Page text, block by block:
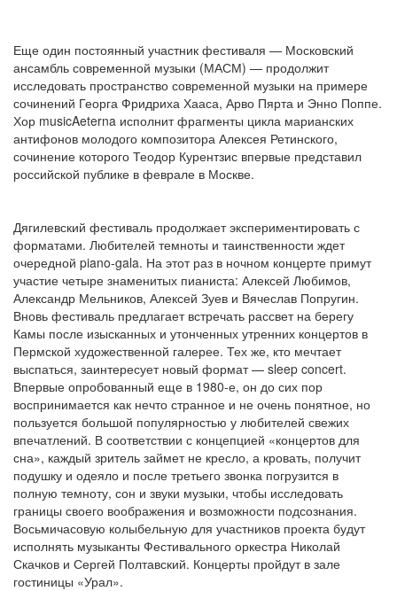
Еще один постоянный участник фестиваля — Московский
ансамбль современной музыки (МАСМ) — продолжит
исследовать пространство современной музыки на примере
сочинений Георга Фридриха Хааса, Арво Пярта и Энно Поппе.
Хор musicAeterna исполнит фрагменты цикла марианских
антифонов молодого композитора Алексея Ретинского,
сочинение которого Теодор Курентзис впервые представил
российской публике в феврале в Москве.
Дягилевский фестиваль продолжает экспериментировать с
форматами. Любителей темноты и таинственности ждет
очередной piano-gala. На этот раз в ночном концерте примут
участие четыре знаменитых пианиста: Алексей Любимов,
Александр Мельников, Алексей Зуев и Вячеслав Попругин.
Вновь фестиваль предлагает встречать рассвет на берегу
Камы после изысканных и утонченных утренних концертов в
Пермской художественной галерее. Тех же, кто мечтает
выспаться, заинтересует новый формат — sleep concert.
Впервые опробованный еще в 1980-е, он до сих пор
воспринимается как нечто странное и не очень понятное, но
пользуется большой популярностью у любителей свежих
впечатлений. В соответствии с концепцией «концертов для
сна», каждый зритель займет не кресло, а кровать, получит
подушку и одеяло и после третьего звонка погрузится в
полную темноту, сон и звуки музыки, чтобы исследовать
границы своего воображения и возможности подсознания.
Восьмичасовую колыбельную для участников проекта будут
исполнять музыканты Фестивального оркестра Николай
Скачков и Сергей Полтавский. Концерты пройдут в зале
гостиницы «Урал».